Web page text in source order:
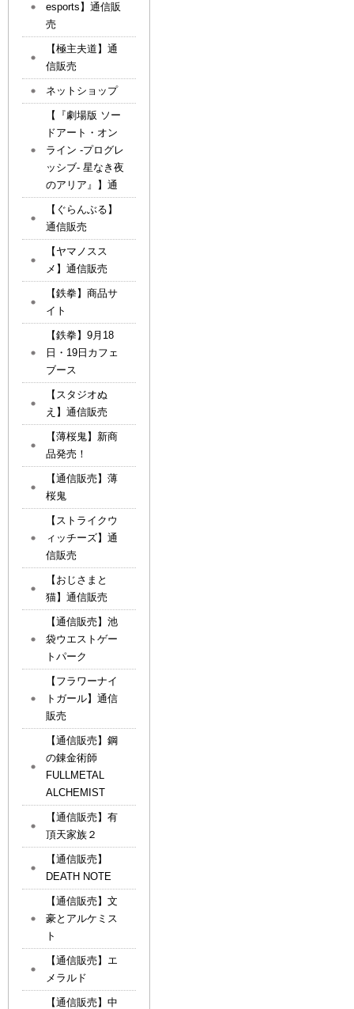
esports】通信販
売
【極主夫道】通
信販売
ネットショップ
【『劇場版 ソー
ドアート・オン
ライン -プログレ
ッシブ- 星なき夜
のアリア』】通
【ぐらんぶる】
通信販売
【ヤマノスス
メ】通信販売
【鉄拳】商品サ
イト
【鉄拳】9月18
日・19日カフェ
ブース
【スタジオぬ
え】通信販売
【薄桜鬼】新商
品発売！
【通信販売】薄
桜鬼
【ストライクウ
ィッチーズ】通
信販売
【おじさまと
猫】通信販売
【通信販売】池
袋ウエストゲー
トパーク
【フラワーナイ
トガール】通信
販売
【通信販売】鋼
の錬金術師
FULLMETAL
ALCHEMIST
【通信販売】有
頂天家族２
【通信販売】
DEATH NOTE
【通信販売】文
豪とアルケミス
ト
【通信販売】エ
メラルド
【通信販売】中